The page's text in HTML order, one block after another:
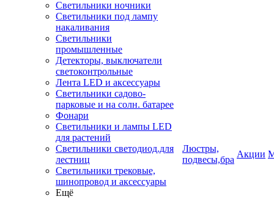
Светильники ночники
Светильники под лампу
накаливания
Светильники
промышленные
Детекторы, выключатели
светоконтрольные
Лента LED и аксессуары
Светильники садово-
парковые и на солн. батарее
Фонари
Светильники и лампы LED
для растений
Светильники светодиод.для
лестниц
Светильники трековые,
шинопровод и аксессуары
Ещё
Люстры,
подвесы,бра
Акции